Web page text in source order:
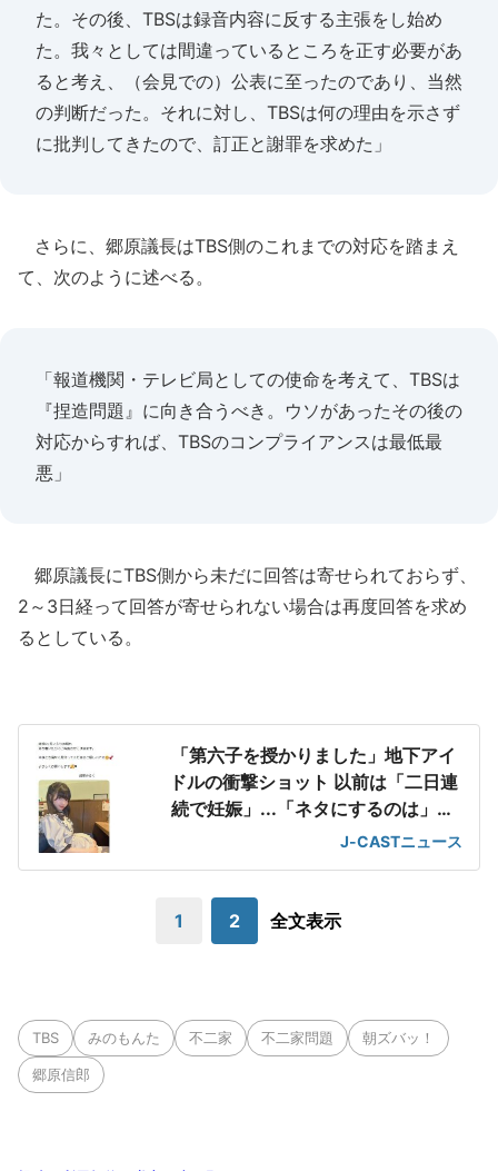
た。その後、TBSは録音内容に反する主張をし始め
た。我々としては間違っているところを正す必要があ
ると考え、（会見での）公表に至ったのであり、当然
の判断だった。それに対し、TBSは何の理由を示さず
に批判してきたので、訂正と謝罪を求めた」
さらに、郷原議長はTBS側のこれまでの対応を踏まえ
て、次のように述べる。
「報道機関・テレビ局としての使命を考えて、TBSは
『捏造問題』に向き合うべき。ウソがあったその後の
対応からすれば、TBSのコンプライアンスは最低最
悪」
郷原議長にTBS側から未だに回答は寄せられておらず、
2～3日経って回答が寄せられない場合は再度回答を求め
るとしている。
「第六子を授かりました」地下アイ
ドルの衝撃ショット 以前は「二日連
続で妊娠」...「ネタにするのは」の
J-CASTニュース
1 2 全文表示
TBS みのもんた 不二家 不二家問題 朝ズバッ！
郷原信郎